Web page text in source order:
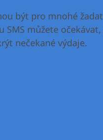
být pro mnohé
můžete
nečekané výdaje.